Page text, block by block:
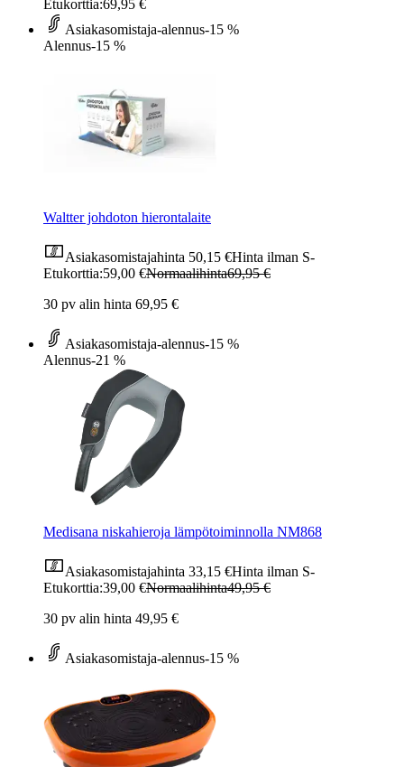
Etukorttia:69,95 €
Asiakasomistaja-alennus-15 %
Alennus-15 %
Waltter johdoton hierontalaite
Asiakasomistajahinta 50,15 €Hinta ilman S-
Etukorttia:59,00 €Normaalihinta69,95 €
30 pv alin hinta 69,95 €
Asiakasomistaja-alennus-15 %
Alennus-21 %
Medisana niskahieroja lämpötoiminnolla NM868
Asiakasomistajahinta 33,15 €Hinta ilman S-
Etukorttia:39,00 €Normaalihinta49,95 €
30 pv alin hinta 49,95 €
Asiakasomistaja-alennus-15 %